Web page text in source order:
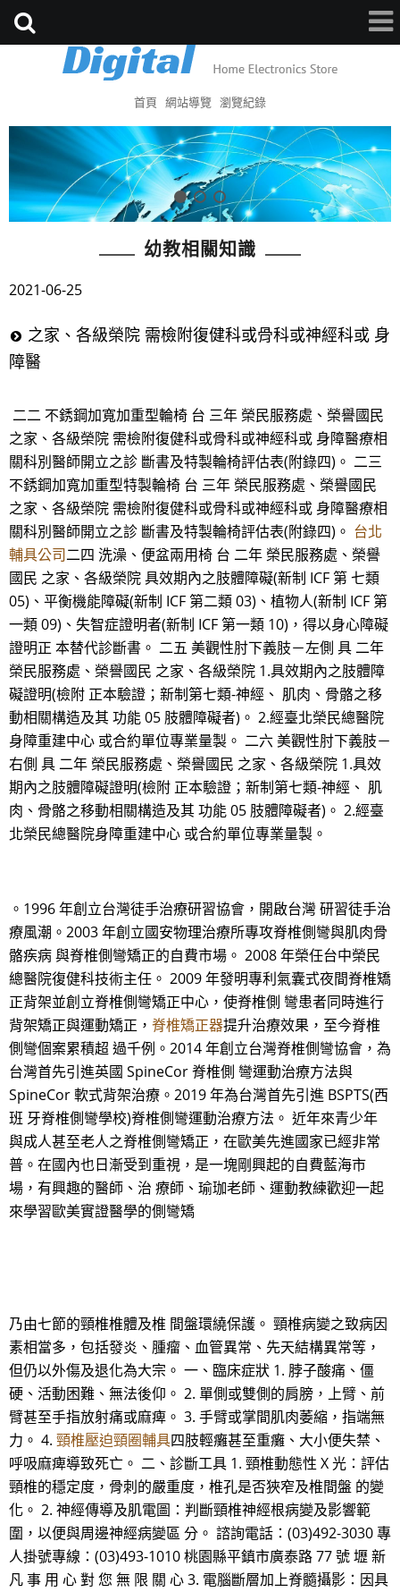
首頁 網站導覽 瀏覽紀錄
幼教相關知識
2021-06-25
之家、各級榮院 需檢附復健科或骨科或神經科或 身
障醫
二二 不銹鋼加寬加重型輪椅 台 三年 榮民服務處、榮譽國民
之家、各級榮院 需檢附復健科或骨科或神經科或 身障醫療相
關科別醫師開立之診 斷書及特製輪椅評估表(附錄四)。 二三
不銹鋼加寬加重型特製輪椅 台 三年 榮民服務處、榮譽國民
之家、各級榮院 需檢附復健科或骨科或神經科或 身障醫療相
關科別醫師開立之診 斷書及特製輪椅評估表(附錄四)。 台北
輔具公司二四 洗澡、便盆兩用椅 台 二年 榮民服務處、榮譽
國民 之家、各級榮院 具效期內之肢體障礙(新制 ICF 第 七類
05)、平衡機能障礙(新制 ICF 第二類 03)、植物人(新制 ICF 第
一類 09)、失智症證明者(新制 ICF 第一類 10)，得以身心障礙
證明正 本替代診斷書。 二五 美觀性肘下義肢－左側 具 二年
榮民服務處、榮譽國民 之家、各級榮院 1.具效期內之肢體障
礙證明(檢附 正本驗證；新制第七類-神經、 肌肉、骨骼之移
動相關構造及其 功能 05 肢體障礙者)。 2.經臺北榮民總醫院
身障重建中心 或合約單位專業量製。 二六 美觀性肘下義肢－
右側 具 二年 榮民服務處、榮譽國民 之家、各級榮院 1.具效
期內之肢體障礙證明(檢附 正本驗證；新制第七類-神經、 肌
肉、骨骼之移動相關構造及其 功能 05 肢體障礙者)。 2.經臺
北榮民總醫院身障重建中心 或合約單位專業量製。
。1996 年創立台灣徒手治療研習協會，開啟台灣 研習徒手治
療風潮。2003 年創立國安物理治療所專攻脊椎側彎與肌肉骨
骼疾病 與脊椎側彎矯正的自費市場。 2008 年榮任台中榮民
總醫院復健科技術主任。 2009 年發明專利氣囊式夜間脊椎矯
正背架並創立脊椎側彎矯正中心，使脊椎側 彎患者同時進行
背架矯正與運動矯正， 脊椎矯正器提升治療效果，至今脊椎
側彎個案累積超 過千例。2014 年創立台灣脊椎側彎協會，為
台灣首先引進英國 SpineCor 脊椎側 彎運動治療方法與
SpineCor 軟式背架治療。2019 年為台灣首先引進 BSPTS(西
班 牙脊椎側彎學校)脊椎側彎運動治療方法。 近年來青少年
與成人甚至老人之脊椎側彎矯正，在歐美先進國家已經非常
普。在國內也日漸受到重視，是一塊剛興起的自費藍海市
場，有興趣的醫師、治 療師、瑜珈老師、運動教練歡迎一起
來學習歐美實證醫學的側彎矯
乃由七節的頸椎椎體及椎 間盤環繞保護。 頸椎病變之致病因
素相當多，包括發炎、腫瘤、血管異常、先天結構異常等，
但仍以外傷及退化為大宗。 一、臨床症狀 1. 脖子酸痛、僵
硬、活動困難、無法後仰。 2. 單側或雙側的肩膀，上臂、前
臂甚至手指放射痛或麻痺。 3. 手臂或掌間肌肉萎縮，指端無
力。 4. 頸椎壓迫頸圈輔具四肢輕癱甚至重癱、大小便失禁、
呼吸麻痺導致死亡。 二、診斷工具 1. 頸椎動態性 X 光：評估
頸椎的穩定度，骨刺的嚴重度，椎孔是否狹窄及椎間盤 的變
化。 2. 神經傳導及肌電圖：判斷頸椎神經根病變及影響範
圍，以便與周邊神經病變區 分。 諮詢電話：(03)492-3030 專
人掛號專線：(03)493-1010 桃園縣平鎮市廣泰路 77 號 壢 新
凡 事 用 心 對 您 無 限 關 心 3. 電腦斷層加上脊髓攝影：因具